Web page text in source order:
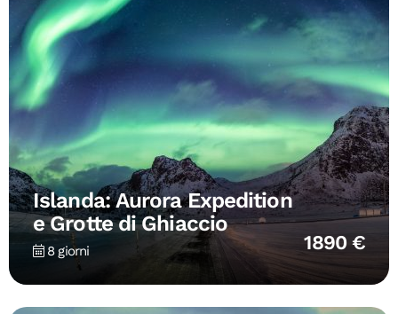
Islanda: Aurora Expedition
e Grotte di Ghiaccio
8 giorni 1890 €